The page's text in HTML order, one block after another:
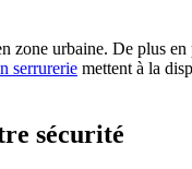
zone urbaine. De plus
serrurerie mettent à la
sécurité